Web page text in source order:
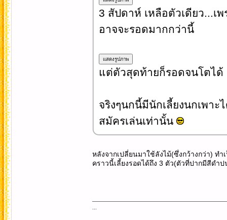
3 สัปดาห์ เหลือตัวเดียว...เ
อาจจะรอดมากกว่านี้
แต่ตัวสุดท้ายก็รอดจนโตไ
จริงๆนกนี้มีนักเลี้ยงนกเพา
สมัครเล่นเท่านั้น
หลังจากเปลี่ยนมาใช้ลังไม้(ซึ่งกว้างกว่า) ท
คราวนี้เลี้ยงรอดได้ถึง 3 ตัว(ตัวที่ปากมีสีด